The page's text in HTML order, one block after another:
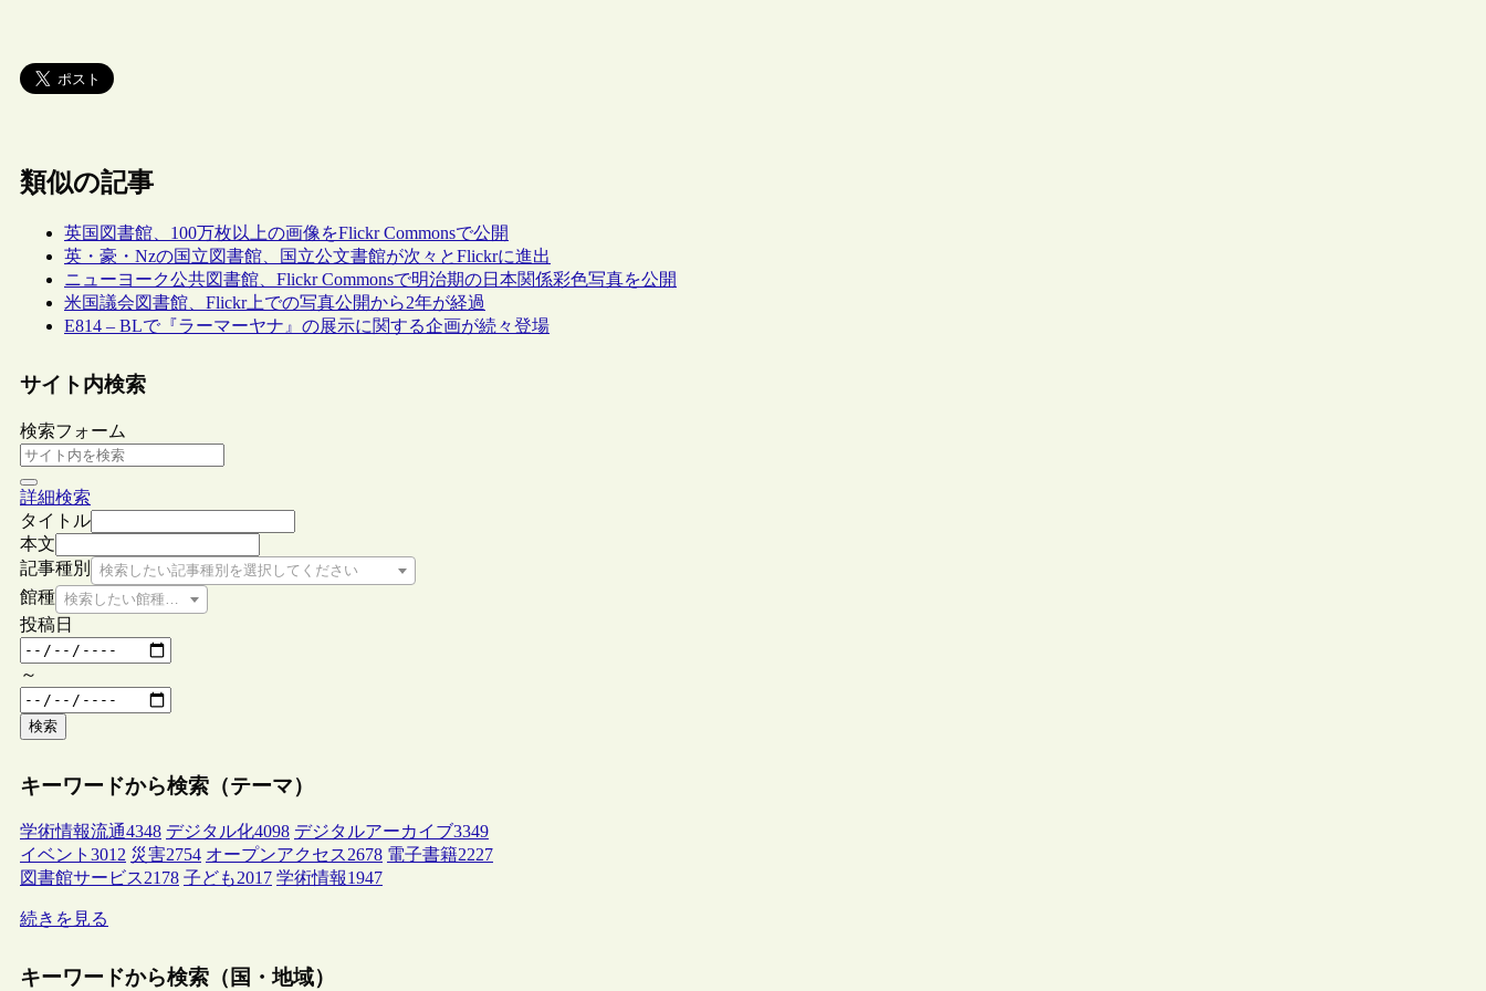
類似の記事
英国図書館、100万枚以上の画像をFlickr Commonsで公開
英・豪・Nzの国立図書館、国立公文書館が次々とFlickrに進出
ニューヨーク公共図書館、Flickr Commonsで明治期の日本関係彩色写真を公開
米国議会図書館、Flickr上での写真公開から2年が経過
E814 – BLで『ラーマーヤナ』の展示に関する企画が続々登場
サイト内検索
検索フォーム
詳細検索
タイトル
本文
記事種別
検索したい記事種別を選択してください
館種 検索したい館種を選択してください
投稿日
～
検索
キーワードから検索（テーマ）
学術情報流通4348 デジタル化4098 デジタルアーカイブ3349
イベント 3012 災害2754 オープンアクセス2678 電子書籍2227
図書館サービス2178 子ども2017 学術情報1947
続きを見る
キーワードから検索（国・地域）